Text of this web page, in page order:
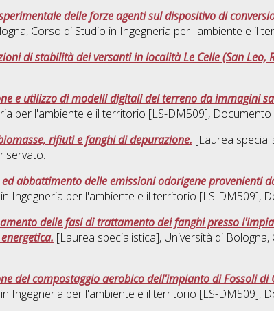
delle forze agenti sul dispositivo di
Corso di Studio in Ingegneria per l'ambiente e il
di stabilità dei versanti in località Le Celle (San Leo,
e utilizzo di modelli digitali del terreno da immagini
per l'ambiente e il territorio [LS-DM509],
rifiuti e fanghi di depurazione. [Laurea
abbattimento delle emissioni odorigene provenienti
Ingegneria per l'ambiente e il territorio [LS-DM509],
delle fasi di trattamento dei fanghi presso
[Laurea specialistica], Università di Bologna,
del compostaggio aerobico dell'impianto di Fossoli
Ingegneria per l'ambiente e il territorio [LS-DM509],